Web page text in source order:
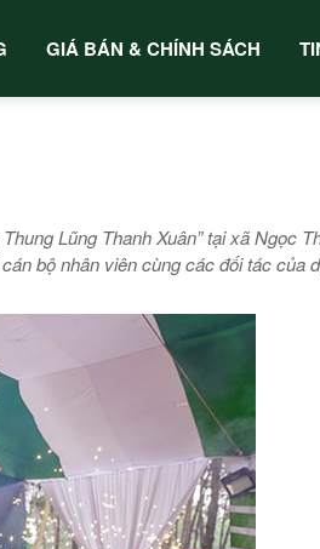
GIÁ BÁN & CHÍNH SÁCH
Lũng Thanh Xuân” tại xã Ngọc
bộ nhân viên cùng các đối tác của